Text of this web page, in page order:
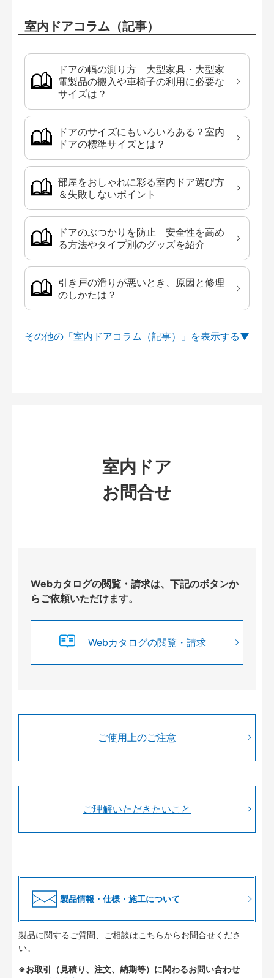
室内ドアコラム（記事）
ドアの幅の測り方 大型家具・大型家
電製品の搬入や車椅子の利用に必要な
サイズは？
ドアのサイズにもいろいろある？室内
ドアの標準サイズとは？
部屋をおしゃれに彩る室内ドア選び方
＆失敗しないポイント
ドアのぶつかりを防止 安全性を高め
る方法やタイプ別のグッズを紹介
引き戸の滑りが悪いとき、原因と修理
のしかたは？
その他の「室内ドアコラム（記事）」を
室内ドア
お問合せ
Webカタログの閲覧・請求は、下記のボタンか
らご依頼いただけます。
Webカタログの閲覧・請求
ご使用上のご注意
ご理解いただきたいこと
製品情報・仕様・施工について
製品に関するご質問、ご相談はこちらからお問合せくださ
い。
※お取引（見積り、注文、納期等）に関わるお問い合わせ